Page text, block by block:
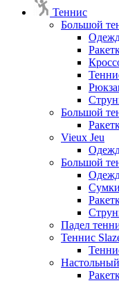
Теннис
Большой
Большой
Vieux Jeu
Большой
Падел
Теннис